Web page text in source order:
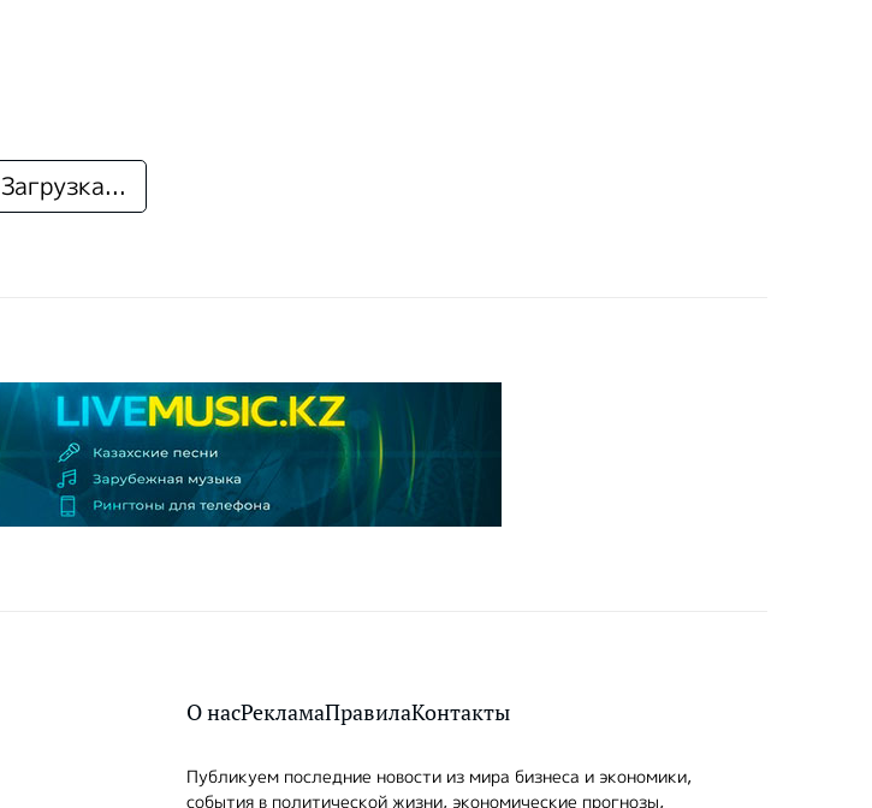
Загрузка...
О насРекламаПравилаКонтакты
Публикуем последние новости из мира бизнеса и экономики,
события в политической жизни, экономические прогнозы,